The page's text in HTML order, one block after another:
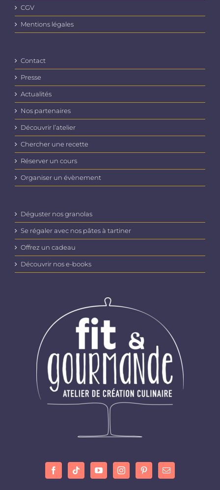
CGV
Mentions légales
Contact
Presse
Actualités
Nos partenaires
Découvrir l’atelier
Chercher une recette
Réserver un cours
Organiser un évènement
Déguster nos granolas
Se régaler avec nos pâtes à tartiner
Offrez un cadeau
Découvrir nos e-books